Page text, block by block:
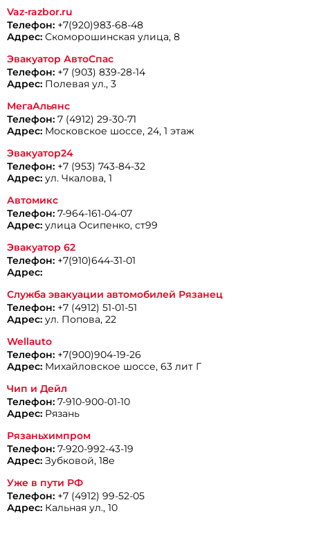
Vaz-razbor.ru
Телефон: +7(920)983-68-48
Адрес: Скоморошинская улица, 8
Эвакуатор АвтоСпас
Телефон: +7 (903) 839-28-14
Адрес: Полевая ул., 3
МегаАльянс
Телефон: 7 (4912) 29-30-71
Адрес: Московское шоссе, 24, 1 этаж
Эвакуатор24
Телефон: +7 (953) 743-84-32
Адрес: ул. Чкалова, 1
Автомикс
Телефон: 7-964-161-04-07
Адрес: улица Осипенко, ст99
Эвакуатор 62
Телефон: +7(910)644-31-01
Адрес:
Служба эвакуации автомобилей Рязанец
Телефон: +7 (4912) 51-01-51
Адрес: ул. Попова, 22
Wellаuto
Телефон: +7(900)904-19-26
Адрес: Михайловское шоссе, 63 лит Г
Чип и Дейл
Телефон: 7-910-900-01-10
Адрес: Рязань
Рязаньхимпром
Телефон: 7-920-992-43-19
Адрес: Зубковой, 18е
Уже в пути РФ
Телефон: +7 (4912) 99-52-05
Адрес: Кальная ул., 10